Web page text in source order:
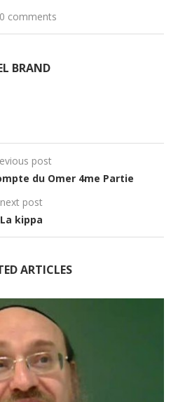
0 comments
BRAND
post
du Omer 4me Partie
next post
La kippa
ARTICLES